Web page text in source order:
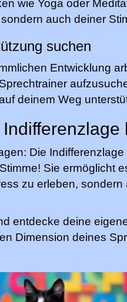
wie Yoga oder
auch deiner
suchen
Entwicklung
deinem Weg
Die
Sie ermöglicht
zu erleben, sondern
entdecke deine
Dimension deines